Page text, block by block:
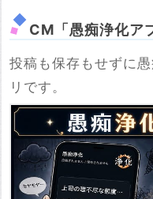
※YouTubeのURL
例：https://
例：https://youtu.be/
CM「愚痴浄化ア
投稿も保存もせずに
リです。